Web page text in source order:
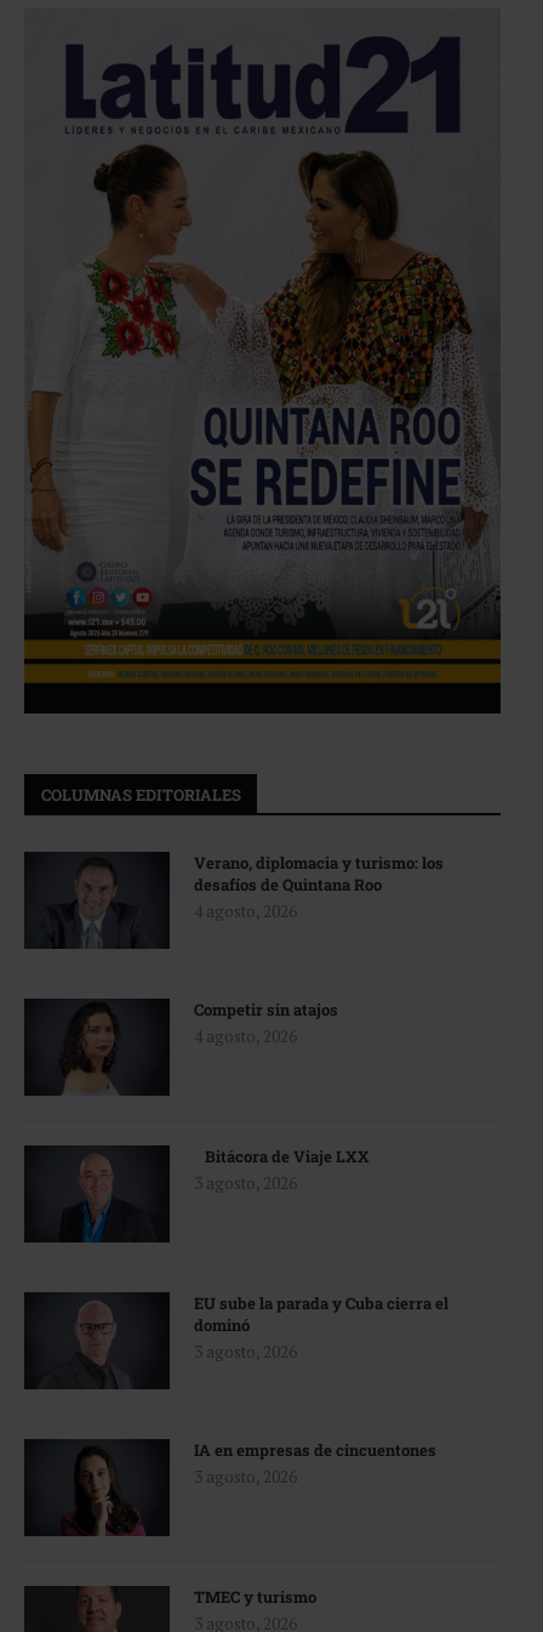
COLUMNAS EDITORIALES
Verano, diplomacia y turismo: los
desafíos de Quintana Roo
4 agosto, 2026
Competir sin atajos
4 agosto, 2026
Bitácora de Viaje LXX
3 agosto, 2026
EU sube la parada y Cuba cierra el
dominó
3 agosto, 2026
IA en empresas de cincuentones
3 agosto, 2026
TMEC y turismo
3 agosto, 2026